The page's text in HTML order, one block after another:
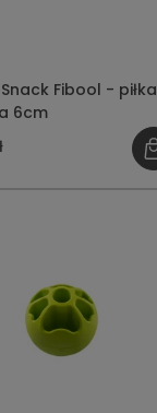
Snack Fibool - piłka
6cm